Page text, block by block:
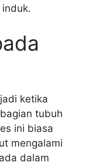
ketika
tubuh
ini biasa
mengalami
dalam